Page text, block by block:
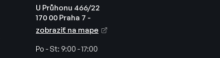
U Průhonu 466/22
170 00 Praha 7 -
zobraziť na mape
Po - St: 9:00 - 17:00